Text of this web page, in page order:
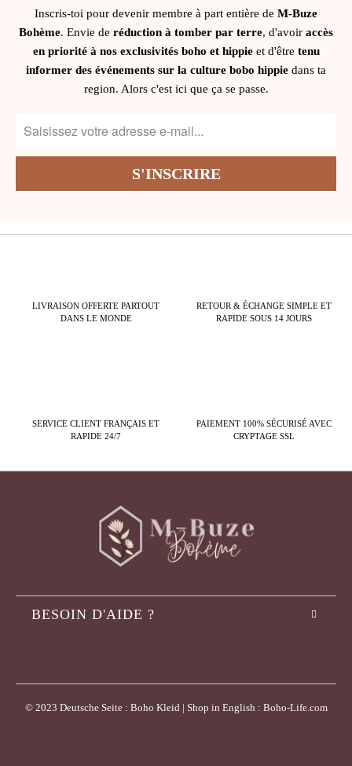
Inscris-toi pour devenir membre à part entière de M-Buze
Bohème. Envie de réduction à tomber par terre, d'avoir accès
en priorité à nos exclusivités boho et hippieet d'être tenu
informer des événements sur la culture bobo hippie dans ta
region. Alors c'est ici que ça se passe.
LIVRAISON OFFERTE PARTOUT
DANS LE MONDE
RETOUR & ÉCHANGE SIMPLE ET
RAPIDE SOUS 14 JOURS
SERVICE CLIENT FRANÇAIS ET
RAPIDE 24/7
PAIEMENT 100% SÉCURISÉ AVEC
CRYPTAGE SSL
BESOIN D'AIDE ?
© 2023 Deutsche Seite : Boho Kleid | Shop in English : Boho-Life.com